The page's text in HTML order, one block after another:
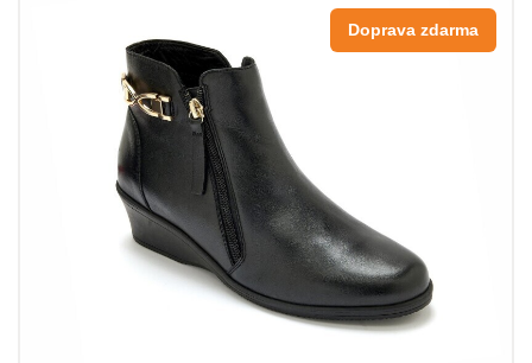
Doprava zdarma